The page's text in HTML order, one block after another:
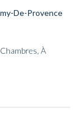
De-Provence
À